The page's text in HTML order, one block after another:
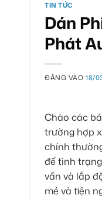
TIN TỨC
Dán
Phát
ĐĂNG VÀO18/
Chào các
trường hợp
chính
để tình
vấn và lắp
mẻ và tiện